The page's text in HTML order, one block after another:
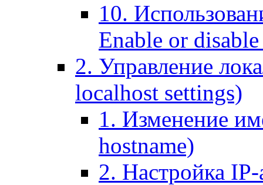
10.
Enable or
2. Управление
localhost settings)
1. Изменение
hostname)
2. Настройка IP-